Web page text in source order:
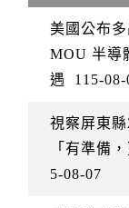
美國公布
MOU 半導
遇
115-08-
視察屏東縣
「有準備
5-08-07